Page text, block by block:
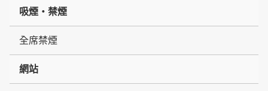
吸煙・禁煙
全席禁煙
網站